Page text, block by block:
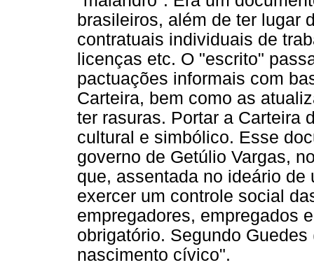
brasileiros, além de ter lugar
contratuais individuais de
licenças etc. O "escrito"
pactuações informais com
Carteira, bem como as
ter rasuras. Portar a Carteira
cultural e simbólico. Esse
governo de Getúlio Vargas,
que, assentada no ideário
exercer um controle social
empregadores, empregados
obrigatório. Segundo
nascimento cívico".